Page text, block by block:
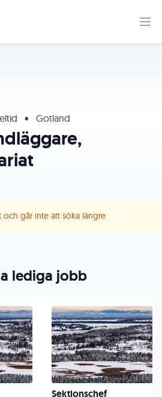
• Gotland
och går inte att söka längre
lediga jobb
Sektionschef